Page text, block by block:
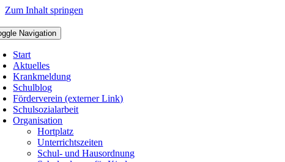
Zum Inhalt springen
Navigation
Start
Aktuelles
Krankmeldung
Schulblog
Förderverein (externer Link)
Schulsozialarbeit
Organisation
Hortplatz
Unterrichtszeiten
Schul- und Hausordnung